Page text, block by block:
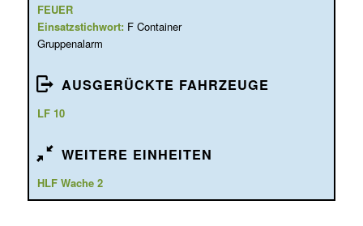
FEUER
Einsatzstichwort: F Container
Gruppenalarm
AUSGERÜCKTE FAHRZEUGE
LF 10
WEITERE EINHEITEN
HLF Wache 2